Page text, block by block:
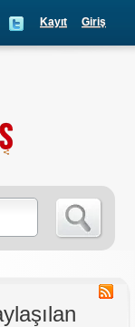
Kayıt Giriş